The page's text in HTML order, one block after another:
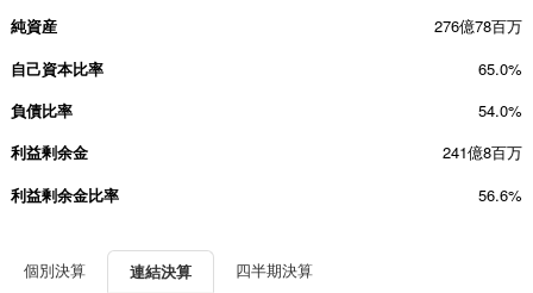
純資産
276億78百万
自己資本比率
65.0%
負債比率
54.0%
利益剰余金
241億8百万
利益剰余金比率
56.6%
個別決算 連結決算 四半期決算